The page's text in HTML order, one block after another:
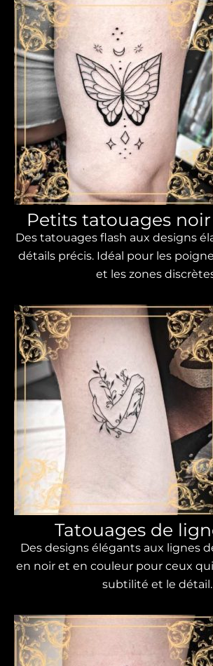
Petits tatouages
Des tatouages ​​flash aux designs
détails précis. Idéal pour les
et les zones
Tatouages ​​​​de
Des designs élégants aux lignes
en noir et en couleur pour ceux
subtilité et le détail.